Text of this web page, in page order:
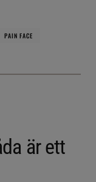
PAIN FACE
är ett